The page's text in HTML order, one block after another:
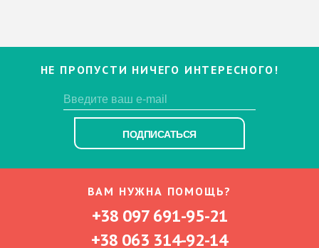
НЕ ПРОПУСТИ НИЧЕГО ИНТЕРЕСНОГО!
ПОДПИСАТЬСЯ
ВАМ НУЖНА ПОМОЩЬ?
+38 097 691-95-21
+38 063 314-92-14